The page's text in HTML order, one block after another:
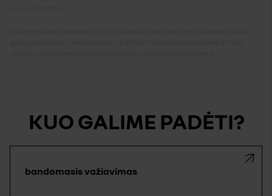
KUO GALIME PADĖTI?
bandomasis važiavimas